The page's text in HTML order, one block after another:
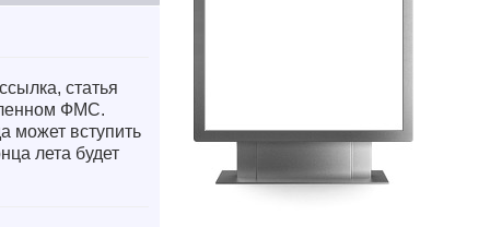
статья
ФМС.
может вступить
лета будет